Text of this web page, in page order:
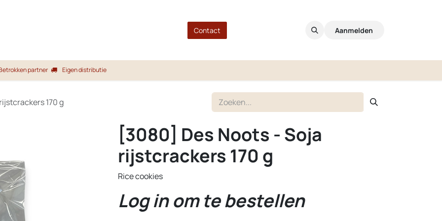
Contact Aanmelden
partner Eigen distributie
170 g
[3080] Des Noots - Soja
rijstcrackers 170 g
Rice cookies
Log in om te bestellen